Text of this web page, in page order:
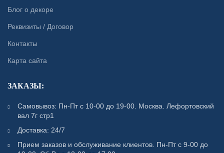
Блог о декоре
Реквизиты / Договор
Контакты
Карта сайта
ЗАКАЗЫ:
Самовывоз: Пн-Пт с 10-00 до 19-00. Москва. Лефортовский
вал 7г стр1
Доставка: 24/7
Прием заказов и обслуживание клиентов. Пн-Пт с 9-00 до